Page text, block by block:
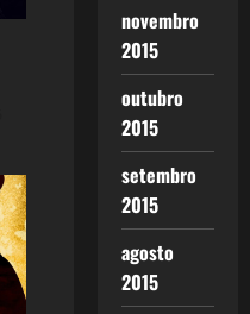
novembro
2015
outubro
2015
setembro
2015
agosto
2015